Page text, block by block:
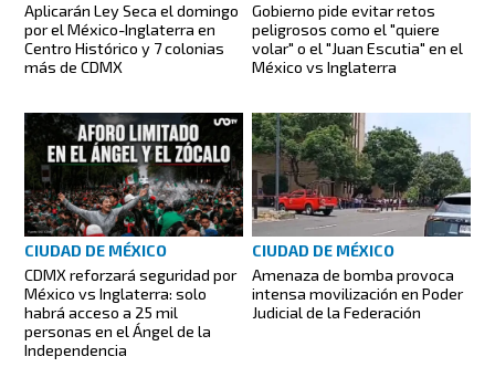
Aplicarán Ley Seca el domingo
por el México-Inglaterra en
Centro Histórico y 7 colonias
más de CDMX
Gobierno pide evitar retos
peligrosos como el "quiere
volar" o el "Juan Escutia" en el
México vs Inglaterra
CIUDAD DE MÉXICO
CDMX reforzará seguridad por
México vs Inglaterra: solo
habrá acceso a 25 mil
personas en el Ángel de la
Independencia
CIUDAD DE MÉXICO
Amenaza de bomba provoca
intensa movilización en Poder
Judicial de la Federación